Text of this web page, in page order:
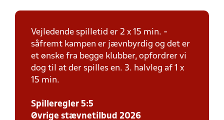
Vejledende spilletid er 2 x 15 min. -
såfremt kampen er jævnbyrdig og det er
et ønske fra begge klubber, opfordrer vi
dog til at der spilles en. 3. halvleg af 1 x
15 min.
Spilleregler 5:5
Øvrige stævnetilbud 2026